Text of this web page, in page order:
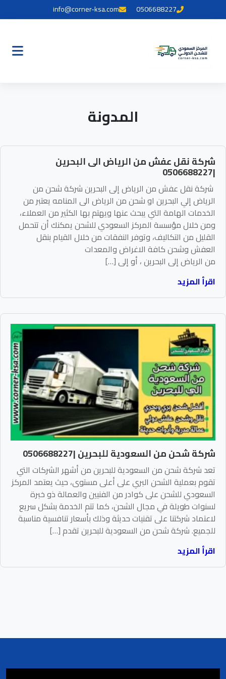
0506688227
info@corner-ksa.com
المدونة
شركة نقل عفش من الرياض الى البحرين
|0506688227
شركة نقل عفش من الرياض إلى البحرين شركة شحن من
الرياض إلي البحرين او شحن من الرياض الى المنامه يعتبر من
الخدمات الهامة التي يبحث عنها ويهتم بها الكثير من العملاء،
ومن خلال مؤسسة المركز السعودي للشحن يمكنك أن تتحمل
القليل من التكاليف، وتوفر النفقات من خلال القيام بنقل
العفش وشحن كافة الاغراض والمعدات
من الرياض إلى البحرين ، أو إلى […]
اقرأ المزيد
شركة شحن من السعودية للبحرين |0506688227
تعد شركة شحن من السعودية للبحرين من أشهر الشركات التي
تقوم بعملية الشحن البري على أعلى مستوى، حيث يعتمد المركز
السعودي للشحن على كوادر من الفنيين والعمالة ذو خبرة
لسنوات طويلة في مجال الشحن، كما تتم الخدمة بشكل سريع
لاعتماد شركتنا على تقنيات حديثة وذلك بأسعار تنافسية مناسبة
للجميع. شركة شحن من السعودية للبحرين تقدم […]
اقرأ المزيد